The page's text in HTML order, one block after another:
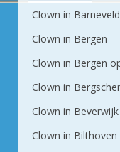
Clown in Barneveld
Clown in Bergen
Clown in Bergen
Clown in
Clown in Beverwijk
Clown in Bilthoven